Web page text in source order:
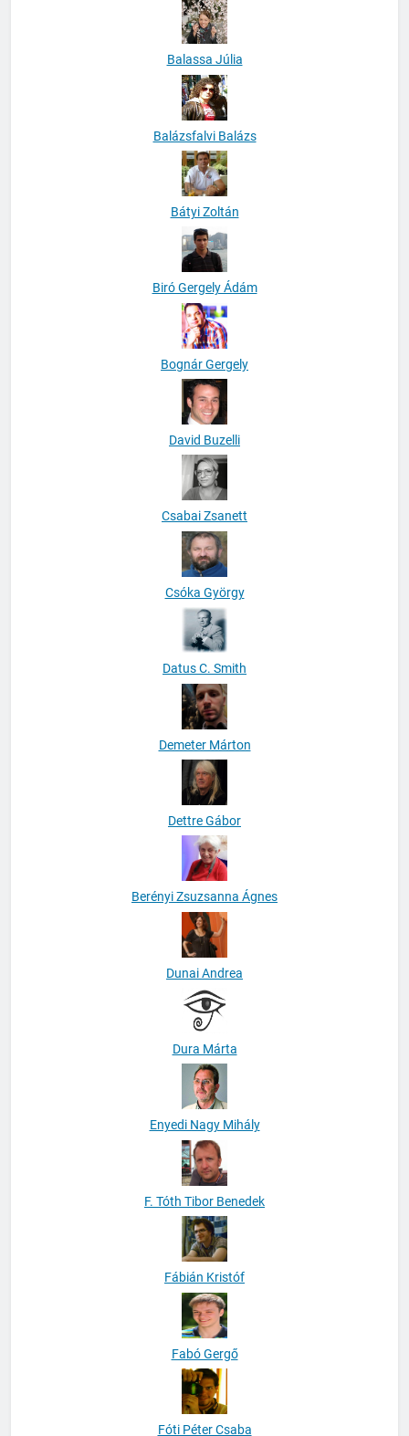
Balassa Júlia
Balázsfalvi Balázs
Bátyi Zoltán
Biró Gergely Ádám
Bognár Gergely
David Buzelli
Csabai Zsanett
Csóka György
Datus C. Smith
Demeter Márton
Dettre Gábor
Berényi Zsuzsanna Ágnes
Dunai Andrea
Dura Márta
Enyedi Nagy Mihály
F. Tóth Tibor Benedek
Fábián Kristóf
Fabó Gergő
Fóti Péter Csaba